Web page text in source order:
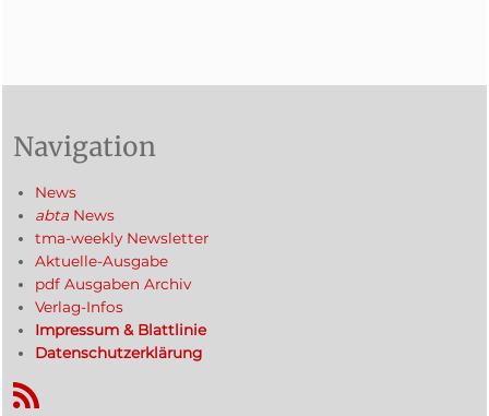
Navigation
News
abta News
tma-weekly Newsletter
Aktuelle-Ausgabe
pdf Ausgaben Archiv
Verlag-Infos
Impressum & Blattlinie
Datenschutzerklärung
RSS-Feed